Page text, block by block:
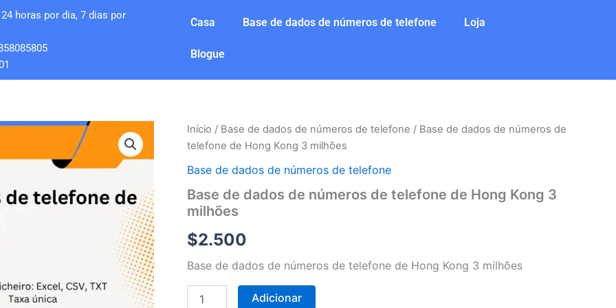
horas por dia, 7 dias por
Casa Base de dados de números de telefone Loja
Blogue
Início / Base de dados de números de telefone / Base de dados de números de
telefone de Hong Kong 3 milhões
Base de dados de números de telefone
Base de dados de números de telefone de Hong Kong 3
milhões
$2.500
Base de dados de números de telefone de Hong Kong 3 milhões
Quantidade
de
de
de
números
telefone
de
Hong
milhões
Adicionar